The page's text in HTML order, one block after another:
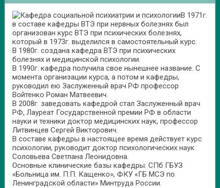
В 1971г.
в составе кафедры ВТЭ при нервных болезнях был
организован курс ВТЭ при психических болезнях,
который в 1973г. выделился в самостоятельный курс.
В 1980г. создана кафедра ВТЭ при психических
болезнях и медицинской психологии.
В 1990г. кафедра получила свое нынешнее название. С
момента организации курса, а потом и кафедры,
руководил ею Заслуженный врач РФ профессор
Войтенко Роман Матвеевич.
В 2008г. заведовать кафедрой стал Заслуженный врач
РФ, Лауреат Государственной премии РФ в области
науки и техники доктор медицинских наук, профессор
Литвинцев Сергей Викторович.
В составе кафедры в настоящее время действует курс
психологии, руководит доктор психологических наук
Соловьева Светлана Леонидовна.
Основные клинические базы кафедры: СПб ГБУЗ
«Больница им. П.П. Кащенко», ФКУ «ГБ МСЭ по
Ленинградской области» Минтруда России.